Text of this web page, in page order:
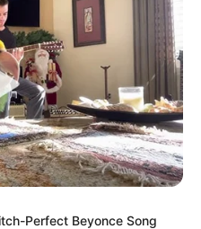
Perfect Beyonce Song